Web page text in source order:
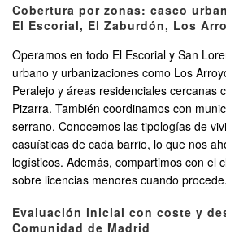
Cobertura por zonas: casco
El Escorial, El Zaburdón, Los
Operamos en todo El Escorial y San
urbano y urbanizaciones como Los
Peralejo y áreas residenciales cercanas
Pizarra. También coordinamos con
serrano. Conocemos las tipologías de
casuísticas de cada barrio, lo que nos
logísticos. Además, compartimos con el
sobre licencias menores cuando procede.
Evaluación inicial con coste y
Comunidad de Madrid